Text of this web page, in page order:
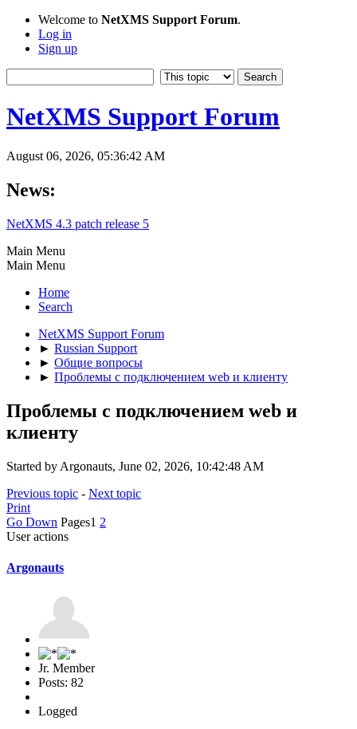
Welcome to NetXMS Support Forum.
Log in
Sign up
NetXMS Support Forum
August 06, 2026, 05:36:42 AM
News:
NetXMS 4.3 patch release 5
Main Menu
Main Menu
Home
Search
NetXMS Support Forum
► Russian Support
► Общие вопросы
► Проблемы с подключением web и клиенту
Проблемы с подключением web и
клиенту
Started by Argonauts, June 02, 2026, 10:42:48 AM
Previous topic - Next topic
Print
Go Down Pages1 2
User actions
Argonauts
Jr. Member
Posts: 82
Logged